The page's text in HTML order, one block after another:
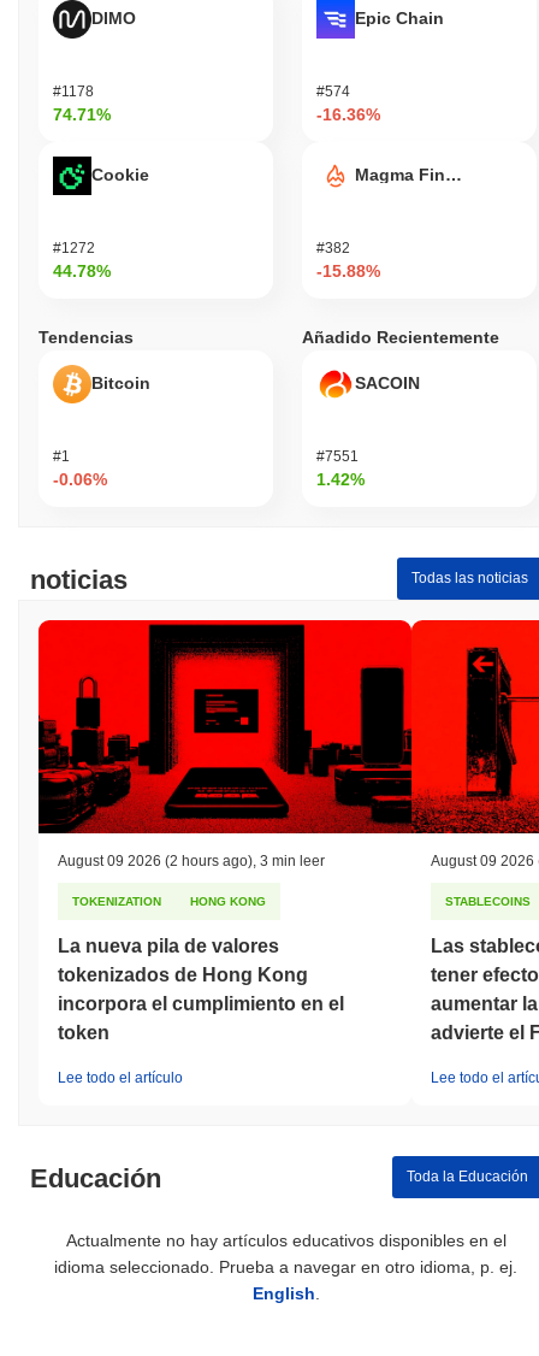
DIMO
#1178
74.71%
Cookie
#1272
44.78%
Epic Chain
#574
-16.36%
Magma Finance
#382
-15.88%
Tendencias
Bitcoin
#1
-0.06%
Añadido Recientemente
SACOIN
#7551
1.42%
noticias Todas las noticias
August 09 2026 (2 hours ago) 3 min leer
TOKENIZATION HONG KONG
La nueva pila de valores
tokenizados de Hong Kong
incorpora el cumplimiento en el
token
Lee todo el artículo
August 09 2026
STABLECOINS
Las
tener
aumentar
advierte el
Lee todo el
Educación Toda la Educación
Actualmente no hay artículos educativos disponibles en el
idioma seleccionado. Prueba a navegar en otro idioma, p. ej.
English